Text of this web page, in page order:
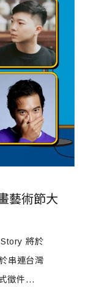
藝術節大
將於
串連台灣
徵件，向